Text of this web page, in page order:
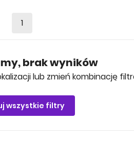
1
brak wyników
lub zmień kombinację
wszystkie filtry